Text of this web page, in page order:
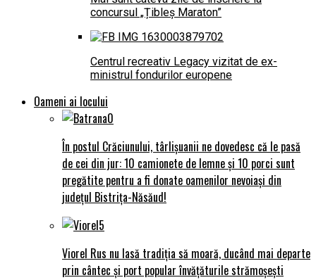
concursul „Țibleș Maraton”
Centrul recreativ Legacy vizitat de ex-
ministrul fondurilor europene
Oameni ai locului
În postul Crăciunului, târlișuanii ne dovedesc că le pasă
de cei din jur: 10 camionete de lemne și 10 porci sunt
pregătite pentru a fi donate oamenilor nevoiași din
județul Bistrița-Năsăud!
Viorel Rus nu lasă tradiția să moară, ducând mai departe
prin cântec și port popular învățăturile strămoșești